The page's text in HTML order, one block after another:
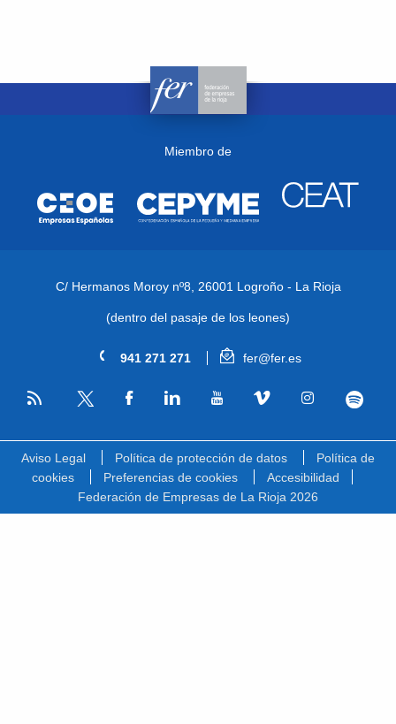
Miembro de
C/ Hermanos Moroy nº8, 26001 Logroño - La Rioja
(dentro del pasaje de los leones)
941 271 271 fer@fer.es
RSS
Aviso Legal Política de protección de datos
Política de
cookies
Preferencias de cookies
Accesibilidad
Federación de Empresas de La Rioja 2026